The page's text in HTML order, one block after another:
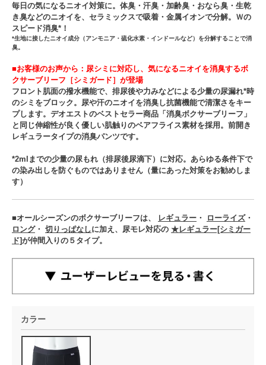
毎日の気になるニオイ対策に。体臭・汗臭・加齢臭・おなら臭・生乾
き臭などのニオイを、セラミックスで吸着・金属イオンで分解。Ｗの
スピード消臭*！
*生地に接したニオイ成分（アンモニア・硫化水素・インドールなど）を分解することで消
臭。
■お客様のお声から：尿シミに対応し、気になるニオイを消臭するボ
クサーブリーフ［シミガード］が登場
フロント肌面の撥水機能で、排尿後や力みなどによる少量の尿漏れ*時
のシミをブロック。尿や汗のニオイを消臭し抗菌機能で清潔さをキー
プします。デオエストのベストセラー商品「消臭ボクサーブリーフ」
と同じ伸縮性が良く優しい肌触りのベアフライス素材を採用。前開き
レギュラータイプの消臭パンツです。
*2mlまでの少量の尿もれ（排尿後尿滴下）に対応。あらゆる条件下で
の染み出しを防ぐものではありません（量にあった対策をお勧めしま
す）
■オールシーズンのボクサーブリーフは、 レギュラー ・ ローライズ・
ロング・ 切りっぱなしに加え、尿モレ対応の ★レギュラー[シミガー
ド]が仲間入りの５タイプ。
カラー